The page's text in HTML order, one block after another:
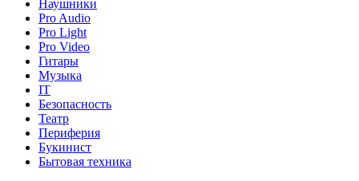
Наушники
Pro Audio
Pro Light
Pro Video
Гитары
Музыка
IT
Безопасность
Театр
Периферия
Букинист
Бытовая техника